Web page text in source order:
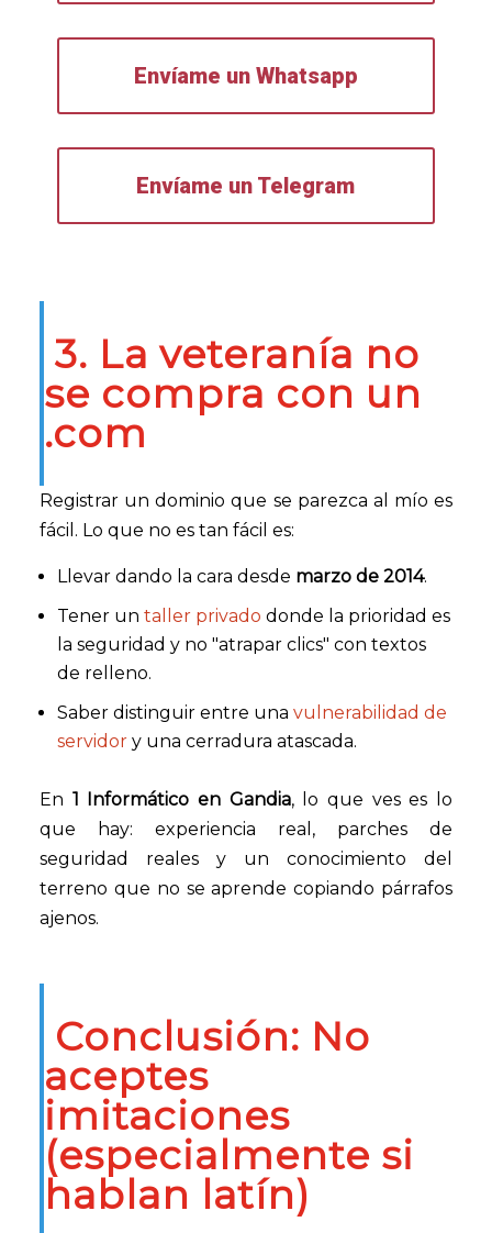
Envíame un Whatsapp
Envíame un Telegram
3. La veteranía no
se compra con un
.com
Registrar un dominio que se parezca al mío es
fácil. Lo que no es tan fácil es:
Llevar dando la cara desde marzo de 2014.
Tener untaller privado donde la prioridad es
la seguridad y no "atrapar clics" con textos
de relleno.
Saber distinguir entre unavulnerabilidad de
servidor y una cerradura atascada.
En 1 Informático en Gandia, lo que ves es lo
que hay: experiencia real, parches de
seguridad reales y un conocimiento del
terreno que no se aprende copiando párrafos
ajenos.
Conclusión: No
aceptes
imitaciones
(especialmente si
hablan latín)